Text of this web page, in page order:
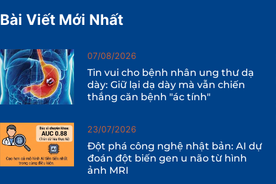
Bài Viết Mới Nhất
07/08/2026
Tin vui cho bệnh nhân ung thư dạ
dày: Giữ lại dạ dày mà vẫn chiến
thắng căn bệnh "ác tính"
23/07/2026
Đột phá công nghệ nhật bản: AI dự
đoán đột biến gen u não từ hình
ảnh MRI